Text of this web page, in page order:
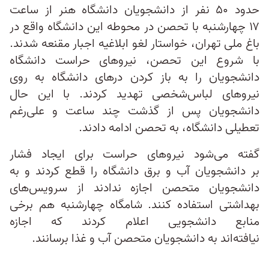
حدود ۵۰ نفر از دانشجویان دانشگاه هنر از ساعت
۱۷ چهارشنبه با تحصن در محوطه این دانشگاه واقع در
باغ ملی تهران، خواستار لغو ابلاغیه اجبار مقنعه شدند.
با شروع این تحصن، نیروهای حراست دانشگاه
دانشجویان را به باز کردن درهای دانشگاه به روی
نیروهای لباس‌شخصی تهدید کردند. با این حال
دانشجویان پس از گذشت چند ساعت و علی‌رغم
تعطیلی دانشگاه، به تحصن ادامه دادند.
گفته می‌شود نیروهای حراست برای ایجاد فشار
بر دانشجویان آب و برق دانشگاه را قطع کردند و به
دانشجویان متحصن اجازه ندادند از سرویس‌های
بهداشتی استفاده کنند. شامگاه چهارشنبه هم برخی
منابع دانشجویی اعلام کردند که اجازه
نیافته‌اند به دانشجویان متحصن آب و غذا برسانند.